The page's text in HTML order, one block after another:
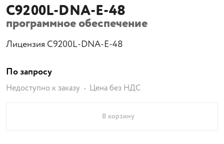
C9200L-DNA-E-48
программное обеспечение
Лицензия C9200L-DNA-E-48
По запросу
Недоступно к заказу Цена без НДС
В корзину